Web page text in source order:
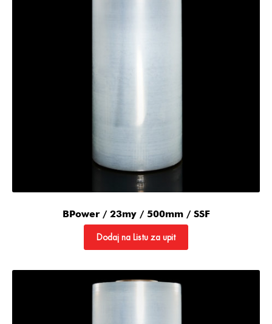
BPower / 23my / 500mm / SSF
Dodaj na Listu za upit